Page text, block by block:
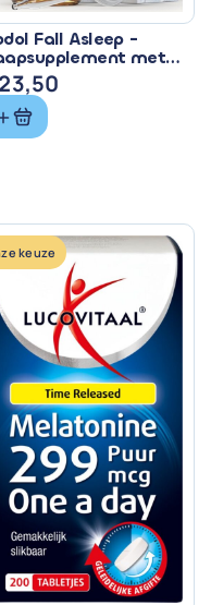
Fall Asleep -
met
& Melatonine
23,50
keuze